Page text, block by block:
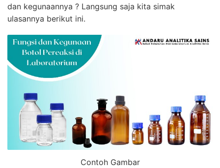
dan kegunaannya ? Langsung saja kita simak
ulasannya berikut ini.
Contoh Gambar